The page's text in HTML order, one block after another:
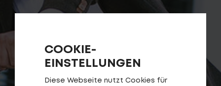
COOKIE-
EINSTELLUNGEN
Diese Webseite nutzt Cookies für